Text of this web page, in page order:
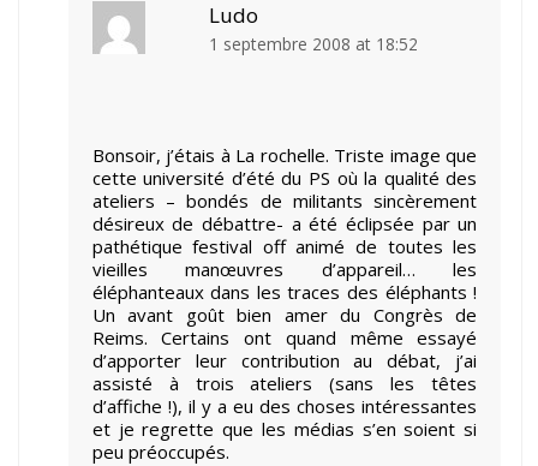
Ludo
1 septembre 2008 at 18:52
Bonsoir, j’étais à La rochelle. Triste image que
cette université d’été du PS où la qualité des
ateliers – bondés de militants sincèrement
désireux de débattre- a été éclipsée par un
pathétique festival off animé de toutes les
vieilles manœuvres d’appareil… les
éléphanteaux dans les traces des éléphants !
Un avant goût bien amer du Congrès de
Reims. Certains ont quand même essayé
d’apporter leur contribution au débat, j’ai
assisté à trois ateliers (sans les têtes
d’affiche !), il y a eu des choses intéressantes
et je regrette que les médias s’en soient si
peu préoccupés.